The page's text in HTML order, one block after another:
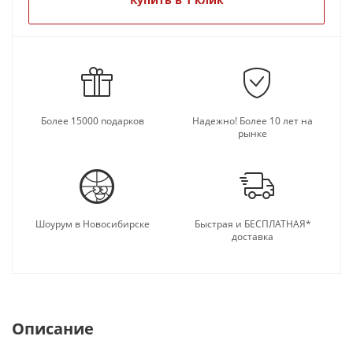
Более 15000 подарков
Надежно! Более 10 лет на
рынке
Шоурум в Новосибирске
Быстрая и БЕСПЛАТНАЯ*
доставка
Описание